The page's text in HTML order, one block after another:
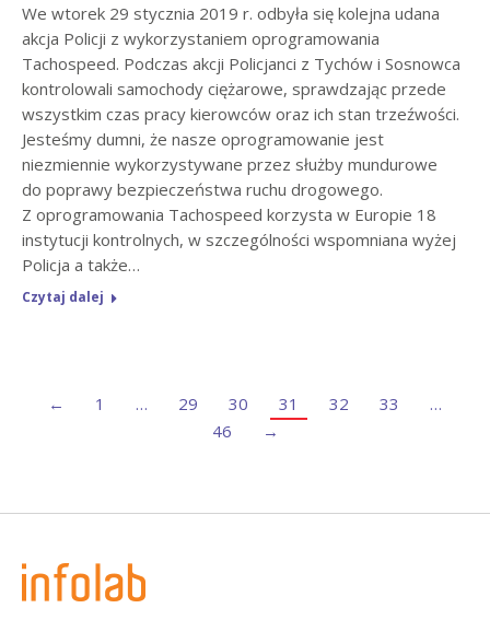
We wtorek 29 stycznia 2019 r. odbyła się kolejna udana
akcja Policji z wykorzystaniem oprogramowania
Tachospeed. Podczas akcji Policjanci z Tychów i Sosnowca
kontrolowali samochody ciężarowe, sprawdzając przede
wszystkim czas pracy kierowców oraz ich stan trzeźwości.
Jesteśmy dumni, że nasze oprogramowanie jest
niezmiennie wykorzystywane przez służby mundurowe
do poprawy bezpieczeństwa ruchu drogowego.
Z oprogramowania Tachospeed korzysta w Europie 18
instytucji kontrolnych, w szczególności wspomniana wyżej
Policja a także…
Czytaj dalej
← 1 … 29 30 31 32 33
…
46
→